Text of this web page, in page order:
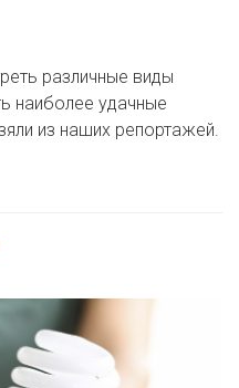
различные виды
наиболее удачные
из наших репортажей.